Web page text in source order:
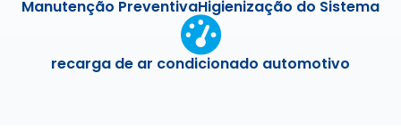
Manutenção PreventivaHigienização do Sistema
recarga de ar condicionado automotivo